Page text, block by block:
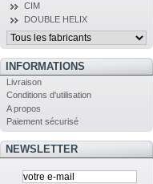
CIM
DOUBLE HELIX
INFORMATIONS
Livraison
Conditions d'utilisation
A propos
Paiement sécurisé
NEWSLETTER